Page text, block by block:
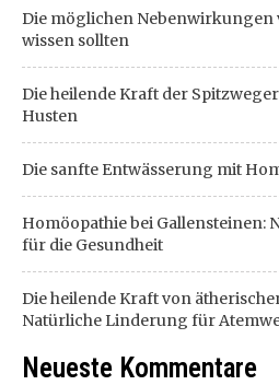
Die möglichen Nebenwirkungen
wissen sollten
Die heilende Kraft der
Husten
Die sanfte Entwässerung mit
Homöopathie bei Gallensteinen:
für die Gesundheit
Die heilende Kraft von
Natürliche Linderung für
Neueste Kommentare